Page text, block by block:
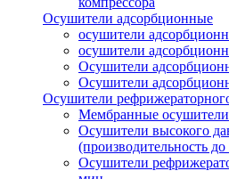
Осушители адсорбционные
осушители
осушители
Осушители
Осушители
Осушители
Мембранные осушители
Осушители высокого
(производительность
Осушители